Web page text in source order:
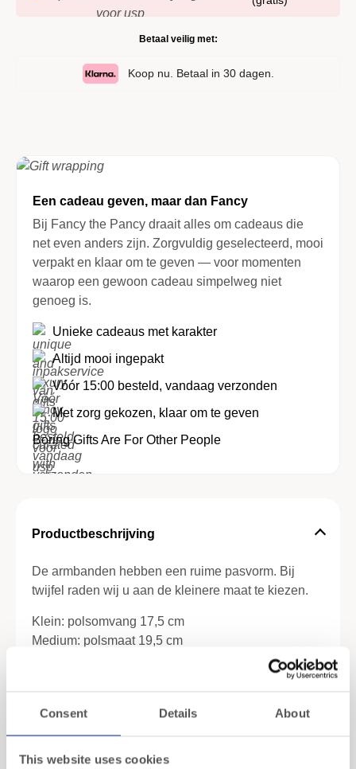
Consent Details About
This website uses cookies
Betaal veilig met:
Koop nu. Betaal in 30 dagen.
Productbeschrijving
De armbanden hebben een ruime pasvorm. Bij
twijfel raden wij u aan de kleinere maat te kiezen.
Klein: polsomvang 17,5 cm
Medium: polsmaat 19,5 cm
Stenen:
Sodaliet (zuivert de geest en brengt diepgaande
Obsidiaan (biedt helderheid, blokkeert
Meer lezen
Een cadeau geven, maar dan Fancy
Bij Fancy the Pancy draait alles om cadeaus die
net even anders zijn. Zorgvuldig geselecteerd, mooi
verpakt en klaar om te geven — voor momenten
waarop een gewoon cadeau simpelweg niet
genoeg is.
Unieke cadeaus met karakter
Altijd mooi ingepakt
Vóór 15:00 besteld, vandaag verzonden
Met zorg gekozen, klaar om te geven
Boring Gifts Are For Other People